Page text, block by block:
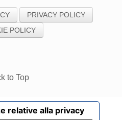
PRIVACY POLICY
POLICY
to Top
relative alla privacy